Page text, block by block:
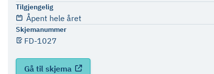
Tilgjengelig
Åpent hele året
Skjemanummer
FD-1027
Gå til skjema